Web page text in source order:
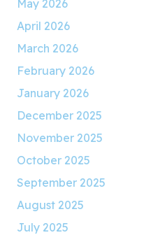
May 2026
April 2026
March 2026
February 2026
January 2026
December 2025
November 2025
October 2025
September 2025
August 2025
July 2025